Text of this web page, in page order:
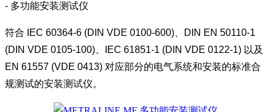
- 多功能安装测试仪
符合 IEC 60364-6 (DIN VDE 0100-600)、DIN EN 50110-1
(DIN VDE 0105-100)、IEC 61851-1 (DIN VDE 0122-1) 以及
EN 61557 (VDE 0413) 对应部分的电气系统和安装的标准合
规测试的安装测试仪。